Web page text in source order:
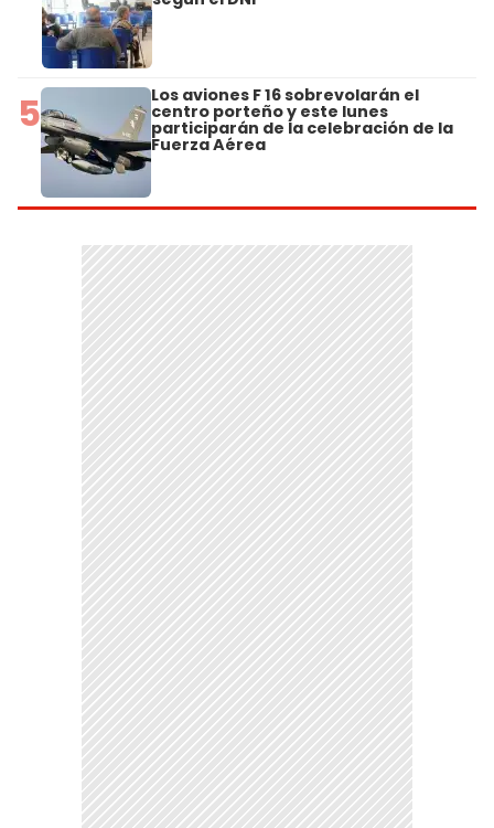
5 Los aviones F 16 sobrevolarán el
centro porteño y este lunes
participarán de la celebración de la
Fuerza Aérea